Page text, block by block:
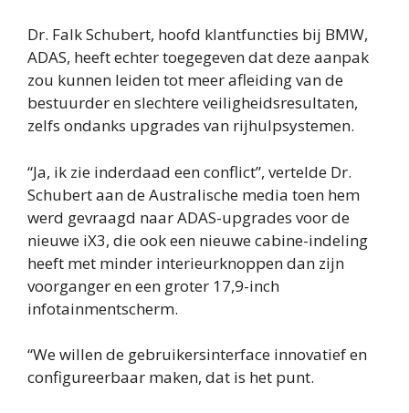
Dr. Falk Schubert, hoofd klantfuncties bij BMW,
ADAS, heeft echter toegegeven dat deze aanpak
zou kunnen leiden tot meer afleiding van de
bestuurder en slechtere veiligheidsresultaten,
zelfs ondanks upgrades van rijhulpsystemen.
“Ja, ik zie inderdaad een conflict”, vertelde Dr.
Schubert aan de Australische media toen hem
werd gevraagd naar ADAS-upgrades voor de
nieuwe iX3, die ook een nieuwe cabine-indeling
heeft met minder interieurknoppen dan zijn
voorganger en een groter 17,9-inch
infotainmentscherm.
“We willen de gebruikersinterface innovatief en
configureerbaar maken, dat is het punt.